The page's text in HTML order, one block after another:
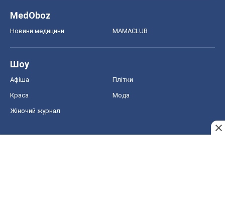
MedOboz
Новини медицини MAMACLUB
Шоу
Афіша Плітки
Краса Мода
Жіночий журнал